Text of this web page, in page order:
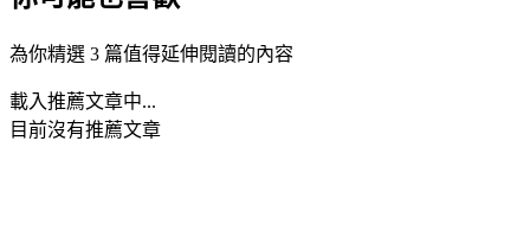
為你精選 3 篇值得延伸閱讀的內容
載入推薦文章中...
目前沒有推薦文章